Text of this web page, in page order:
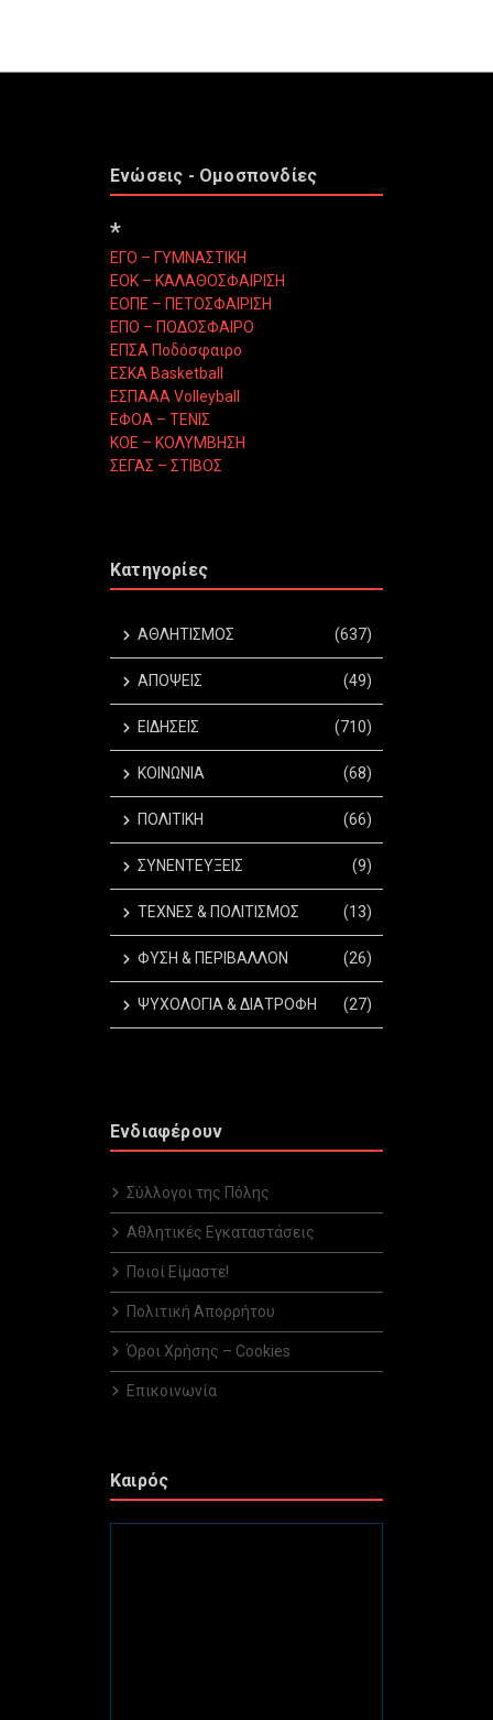
Ενώσεις - Ομοσπονδίες
*
ΕΓΟ – ΓΥΜΝΑΣΤΙΚΗ
ΕΟΚ – ΚΑΛΑΘΟΣΦΑΙΡΙΣΗ
ΕΟΠΕ – ΠΕΤΟΣΦΑΙΡΙΣΗ
ΕΠΟ – ΠΟΔΟΣΦΑΙΡΟ
ΕΠΣΑ Ποδόσφαιρο
ΕΣΚΑ Basketball
ΕΣΠΑΑΑ Volleyball
ΕΦΟΑ – ΤΕΝΙΣ
ΚΟΕ – ΚΟΛΥΜΒΗΣΗ
ΣΕΓΑΣ – ΣΤΙΒΟΣ
Κατηγορίες
ΑΘΛΗΤΙΣΜΟΣ (637)
ΑΠΟΨΕΙΣ (49)
ΕΙΔΗΣΕΙΣ (710)
ΚΟΙΝΩΝΙΑ (68)
ΠΟΛΙΤΙΚΗ (66)
ΣΥΝΕΝΤΕΥΞΕΙΣ (9)
ΤΕΧΝΕΣ & ΠΟΛΙΤΙΣΜΟΣ (13)
ΦΥΣΗ & ΠΕΡΙΒΑΛΛΟΝ (26)
ΨΥΧΟΛΟΓΙΑ & ΔΙΑΤΡΟΦΗ (27)
Ενδιαφέρουν
Σύλλογοι της Πόλης
Αθλητικές Εγκαταστάσεις
Ποιοί Είμαστε!
Πολιτική Απορρήτου
Όροι Χρήσης – Cookies
Επικοινωνία
Καιρός